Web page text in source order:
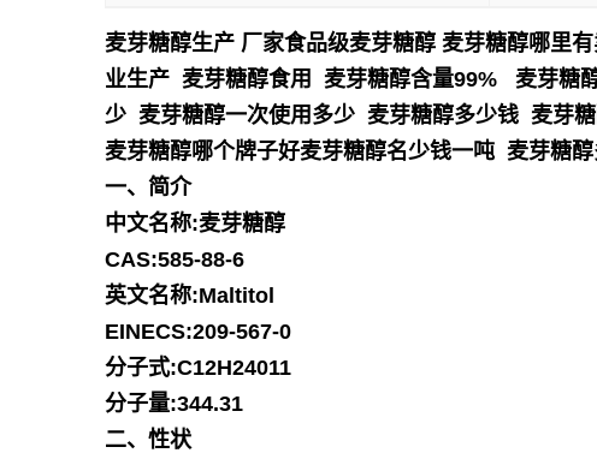
麦芽糖醇生产 厂家食品级麦芽糖醇 麦芽糖醇哪
业生产 麦芽糖醇食用 麦芽糖醇含量99% 麦芽糖
少 麦芽糖醇一次使用多少 麦芽糖醇多少钱 麦芽
麦芽糖醇哪个牌子好麦芽糖醇名少钱一吨 麦芽糖
一、简介
中文名称:麦芽糖醇
CAS:585-88-6
英文名称:Maltitol
EINECS:209-567-0
分子式:C12H24011
分子量:344.31
二、性状